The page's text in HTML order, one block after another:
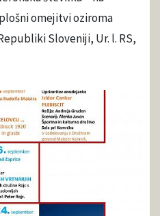
omejitvi oziroma
Sloveniji, Ur. l. RS,